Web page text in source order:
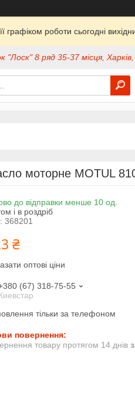
роботи сьогодні
"Лоск" 8 ряд 35-37 місця, Харків,
моторне MOTUL
до відправки менше 10 од.
і в роздріб
368201
₴
оптові ціни
(67) 318-75-55
тільки за телефоном
товару протягом 14 днів